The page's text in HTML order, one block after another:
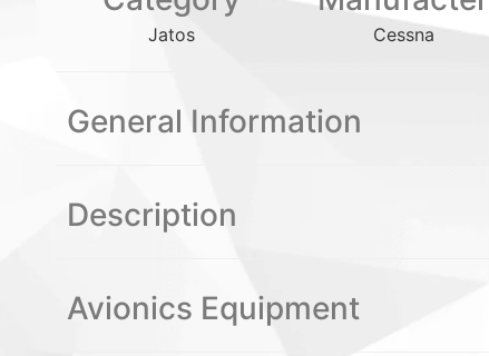
Jatos Cessna
General Information
Description
Avionics Equipment